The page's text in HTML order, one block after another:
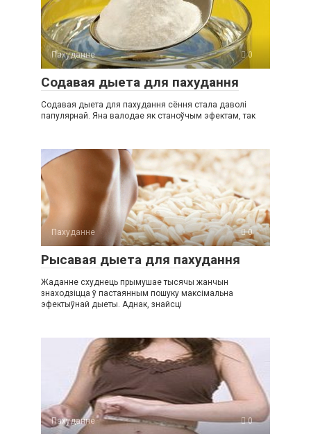
Пахуданне 0
Содавая дыета для пахудання
Содавая дыета для пахудання сёння стала даволі
папулярнай. Яна валодае як станоўчым эфектам, так
Пахуданне 0
Рысавая дыета для пахудання
Жаданне схуднець прымушае тысячы жанчын
знаходзіцца ў пастаянным пошуку максімальна
эфектыўнай дыеты. Аднак, знайсці
Пахуданне 0